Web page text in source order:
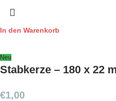
In den Warenkorb
Neu
Stabkerze – 180 x 22
€1,00